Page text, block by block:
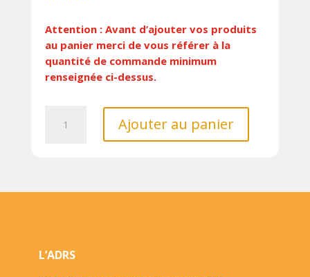
Attention : Avant d’ajouter vos produits
au panier merci de vous référer à la
quantité de commande minimum
renseignée ci-dessus.
DES
Ajouter au panier
L’ADRS